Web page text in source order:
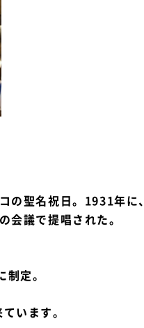
の聖名祝日。1931年に、
会議で提唱された。
定。
います。